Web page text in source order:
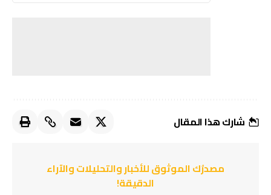
شارك هذا المقال
مصدرُك الموثوق للأخبار والتحليلات والآراء
الدقيقة!